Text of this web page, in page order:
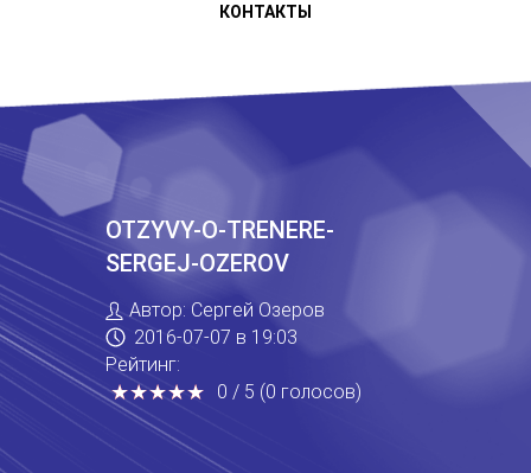
КОНТАКТЫ
OTZYVY-O-TRENERE-
SERGEJ-OZEROV
Автор: Сергей Озеров
2016-07-07 в 19:03
Рейтинг:
★★★★★
★★★★★ 0 / 5 (0 голосов)